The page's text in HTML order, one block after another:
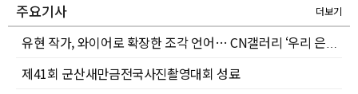
주요기사 더보기
유현 작가, 와이어로 확장한 조각 언어… CN갤러리 ‘우리 은하’展 8월 개최
제41회 군산새만금전국사진촬영대회 성료